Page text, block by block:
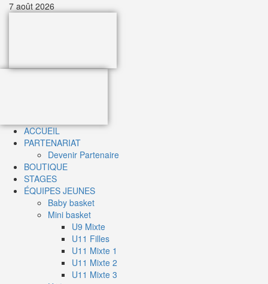
Aller7 août 2026
Primary
ACCUEIL
PARTENARIAT
Devenir Partenaire
BOUTIQUE
STAGES
ÉQUIPES JEUNES
Baby basket
Mini basket
U9 Mixte
U11 Filles
U11 Mixte 1
U11 Mixte 2
U11 Mixte 3